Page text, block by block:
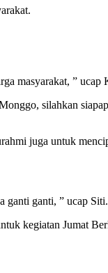
masyarakat, ”
silahkan
juga untuk
ganti ganti, ” ucap Siti.
kegiatan Jumat